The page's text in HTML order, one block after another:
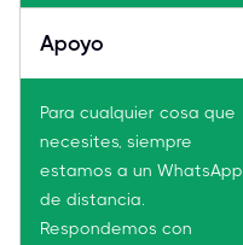
Apoyo
Para cualquier cosa que
necesites, siempre
estamos a un WhatsApp
de distancia.
Respondemos con